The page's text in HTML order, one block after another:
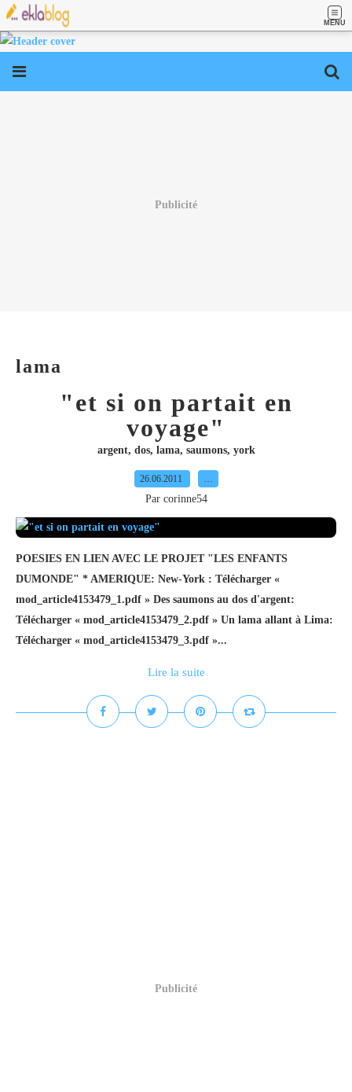
MENU
Publicité
lama
"et si on partait en
voyage"
argent, dos, lama, saumons, york
26.06.2011 …
Par corinne54
POESIES EN LIEN AVEC LE PROJET "LES ENFANTS
DUMONDE" * AMERIQUE: New-York : Télécharger «
mod_article4153479_1.pdf » Des saumons au dos d'argent:
Télécharger « mod_article4153479_2.pdf » Un lama allant à Lima:
Télécharger « mod_article4153479_3.pdf »...
Lire la suite
Publicité